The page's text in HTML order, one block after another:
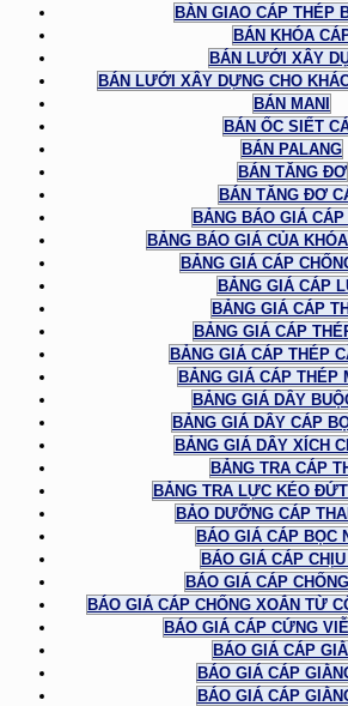
BÀN GIAO CÁP THÉP
BÁN KHÓA
BÁN LƯỚI XÂY
BÁN LƯỚI XÂY DỰNG CHO
BÁN MANI
BÁN ỐC SIẾT
BÁN PALANG
BÁN TĂNG ĐƠ
BÁN TĂNG ĐƠ
BẢNG BÁO GIÁ CÁP
BẢNG BÁO GIÁ CỦA
BẢNG GIÁ CÁP
BẢNG GIÁ CÁP
BẢNG GIÁ CÁP
BẢNG GIÁ CÁP
BẢNG GIÁ CÁP THÉP
BẢNG GIÁ CÁP THÉP
BẢNG GIÁ DÂY
BẢNG GIÁ DÂY CÁP
BẢNG GIÁ DÂY XÍCH
BẢNG TRA CÁP
BẢNG TRA LỰC KÉO
BẢO DƯỠNG CÁP
BÁO GIÁ CÁP BỌC
BÁO GIÁ CÁP
BÁO GIÁ CÁP
BÁO GIÁ CÁP CHỐNG XOẮN TỪ
BÁO GIÁ CÁP CỨNG
BÁO GIÁ CÁP
BÁO GIÁ CÁP
BÁO GIÁ CÁP